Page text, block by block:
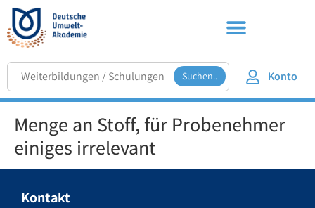
Suchen.. Konto
Menge an Stoff, für Probenehmer
einiges irrelevant
Kontakt